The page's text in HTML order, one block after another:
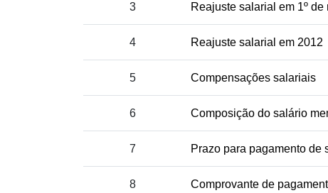
3 Reajuste salarial em 1º de
4 Reajuste salarial em 2012
5 Compensações salariais
6 Composição do salário
7 Prazo para pagamento de
8 Comprovante de